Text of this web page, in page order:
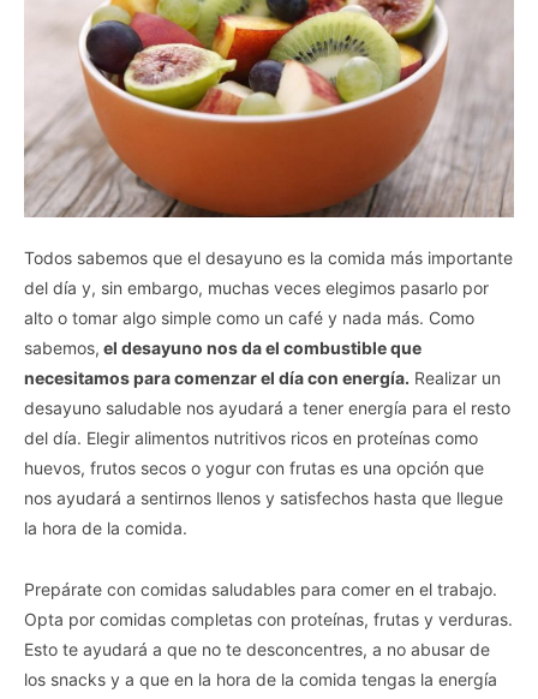
Todos sabemos que el desayuno es la comida más importante
del día y, sin embargo, muchas veces elegimos pasarlo por
alto o tomar algo simple como un café y nada más. Como
sabemos, el desayuno nos da el combustible que
necesitamos para comenzar el día con energía. Realizar un
desayuno saludable nos ayudará a tener energía para el resto
del día. Elegir alimentos nutritivos ricos en proteínas como
huevos, frutos secos o yogur con frutas es una opción que
nos ayudará a sentirnos llenos y satisfechos hasta que llegue
la hora de la comida.
Prepárate con comidas saludables para comer en el trabajo.
Opta por comidas completas con proteínas, frutas y verduras.
Esto te ayudará a que no te desconcentres, a no abusar de
los snacks y a que en la hora de la comida tengas la energía